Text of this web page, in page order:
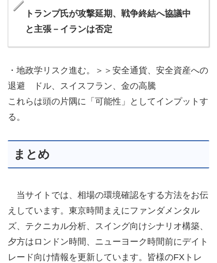
トランプ氏が攻撃延期、戦争終結へ協議中
と主張－イランは否定
・地政学リスク進む。＞＞安全通貨、安全資産への
退避 ドル、スイスフラン、金の高騰
これらは頭の片隅に「可能性」としてインプットす
る。
まとめ
当サイトでは、相場の環境確認をする方法をお伝
えしています。東京時間まえにファンダメンタル
ズ、テクニカル分析、スイング向けシナリオ構築、
夕方はロンドン時間、ニューヨーク時間前にデイト
レード向け情報を更新しています。皆様のFXトレ